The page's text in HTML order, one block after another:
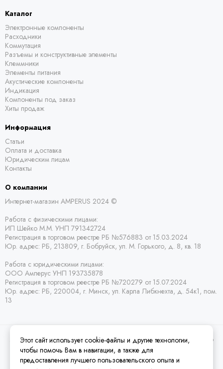
Каталог
Электронные компоненты
Расходники
Коммутация
Разъемы и конструктивные элементы
Клеммники
Элементы питания
Акустические компоненты
Индикация
Компоненты под заказ
Хиты продаж
Информация
Статьи
Оплата и доставка
Юридическим лицам
Контакты
О компании
Интернет-магазин AMPERUS 2024 ©
Работа с физическими лицами:
ИП Шейко М.М. УНП 791342724
Регистрация в торговом реестре РБ №576883 от 15.03.2024
Юр. адрес: РБ, 213809, г. Бобруйск, ул. М. Горького, д. 8, кв. 18
Работа с юридическими лицами:
ООО Амперус УНП 193735878
Регистрация в торговом реестре РБ №720279 от 15.07.2024
Юр. адрес: РБ, 220004, г. Минск, ул. Карла Либкнехта, д. 54к1, пом.
13
2026 © Amperus Радиодетали Минск | купить в розницу, оптом и почтой по
Беларуси.Карта сайта
Этот сайт использует cookie-файлы и другие технологии,
чтобы помочь Вам в навигации, а также для
предоставления лучшего пользовательского опыта и